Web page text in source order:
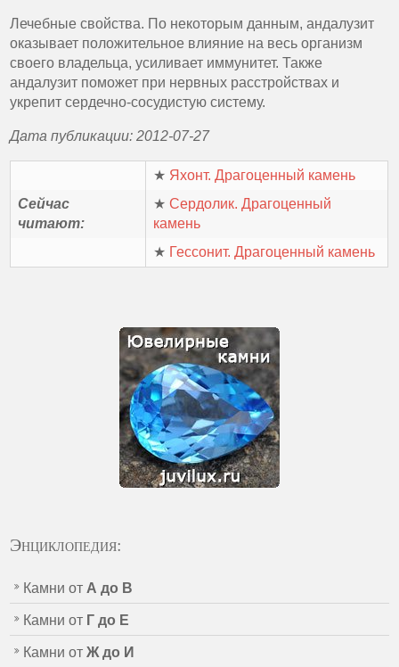
Лечебные свойства. По некоторым данным, андалузит
оказывает положительное влияние на весь организм
своего владельца, усиливает иммунитет. Также
андалузит поможет при нервных расстройствах и
укрепит сердечно-сосудистую систему.
Дата публикации: 2012-07-27
★ Яхонт. Драгоценный камень
Сейчас
читают:
★Сердолик. Драгоценный
камень
★ Гессонит. Драгоценный камень
Энциклопедия:
Камни от А до В
Камни от Г до Е
Камни отЖ до И